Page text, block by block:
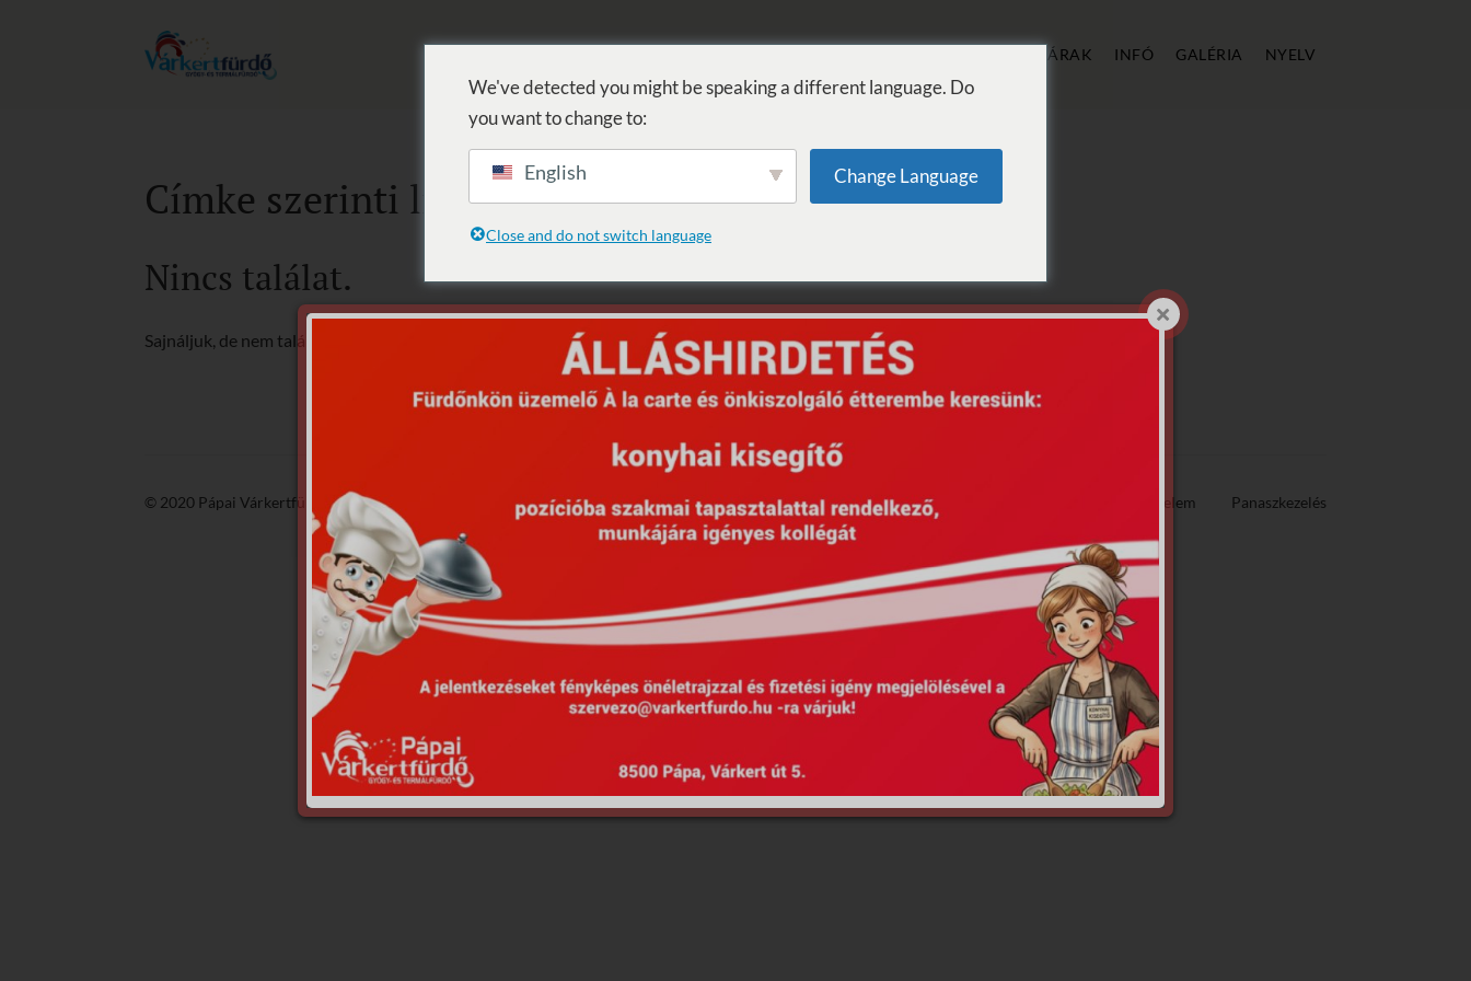
ÁRAK INFÓ GALÉRIA NYELV
Címke szerinti lista: Splash
Nincs találat.
Sajnáljuk, de nem található, amit keresett.
© 2020 Pápai Várkertfürdő -GyGaTech' Hirdetmények EU Projektek Adatvédelem Panaszkezelés
We've detected you might be speaking a different language. Do
you want to change to:
English Change Language
Close and do not switch language